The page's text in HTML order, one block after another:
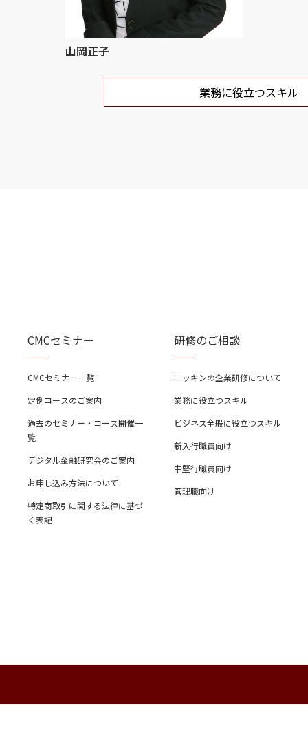
山岡正子
業務に役立つスキル
ビジネス全般に
CMCセミナー
CMCセミナー一覧
定例コースのご案内
過去のセミナー・コース開催一
覧
デジタル金融研究会のご案内
お申し込み方法について
特定商取引に関する法律に基づ
く表記
研修のご相談
ニッキンの企業研修について
業務に役立つスキル
ビジネス全般に役立つスキル
新入行職員向け
中堅行職員向け
管理職向け